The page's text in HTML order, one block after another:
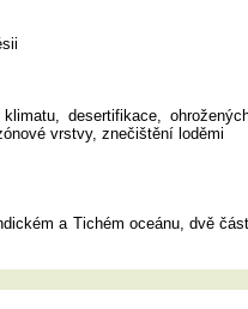
desertifikace,
vrstvy, znečištění loděmi
a Tichém oceánu, dvě